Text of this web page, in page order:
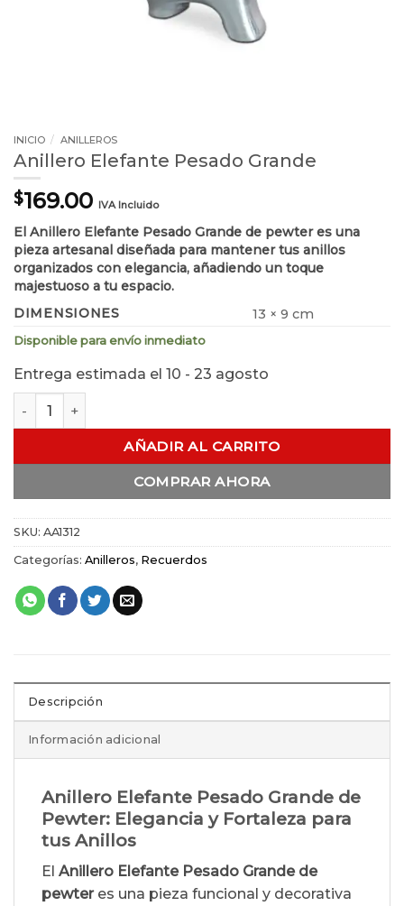
INICIO / ANILLEROS
Anillero Elefante Pesado Grande
$169.00 IVA Incluido
El Anillero Elefante Pesado Grande de pewter es una
pieza artesanal diseñada para mantener tus anillos
organizados con elegancia, añadiendo un toque
majestuoso a tu espacio.
DIMENSIONES
13 × 9 cm
Disponible para envío inmediato
Entrega estimada el 10 - 23 agosto
Anillero Elefante Pesado Grande cantidad
AÑADIR AL CARRITO
COMPRAR AHORA
SKU: AA1312
Categorías: Anilleros, Recuerdos
Descripción
Información adicional
Anillero Elefante Pesado Grande de
Pewter: Elegancia y Fortaleza para
tus Anillos
El Anillero Elefante Pesado Grande de
pewteres una pieza funcional y decorativa